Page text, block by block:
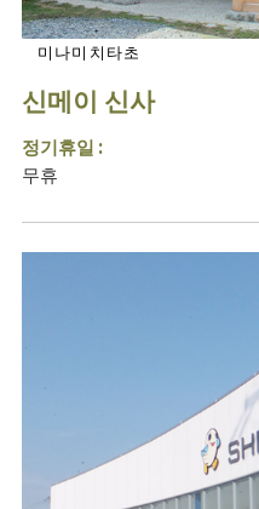
미나미치타초
신메이 신사
정기휴일 :
무휴